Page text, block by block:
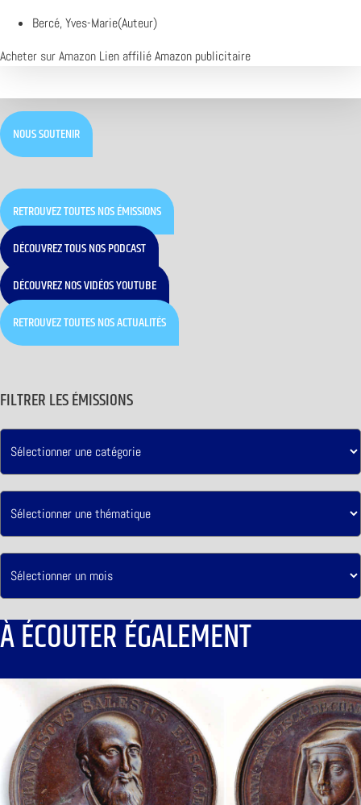
Bercé, Yves-Marie(Auteur)
Acheter sur Amazon Lien affilié Amazon publicitaire
NOUS SOUTENIR
RETROUVEZ TOUTES NOS ÉMISSIONS
DÉCOUVREZ TOUS NOS PODCAST
DÉCOUVREZ NOS VIDÉOS YOUTUBE
RETROUVEZ TOUTES NOS ACTUALITÉS
FILTRER LES ÉMISSIONS
À ÉCOUTER ÉGALEMENT